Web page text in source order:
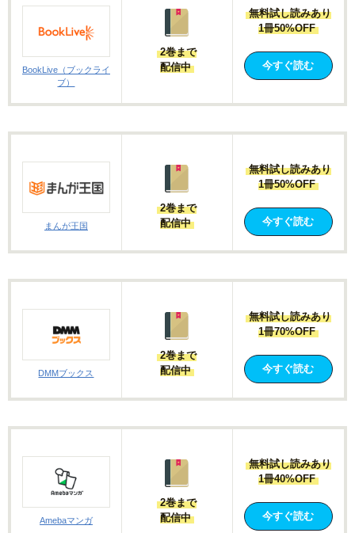
BookLive（ブックライ
ブ）
2巻まで
配信中
無料試し読みあり
1冊50%OFF
今すぐ読む
まんが王国
2巻まで
配信中
無料試し読みあり
1冊50%OFF
今すぐ読む
DMMブックス
2巻まで
配信中
無料試し読みあり
1冊70%OFF
今すぐ読む
Amebaマンガ
2巻まで
配信中
無料試し読みあり
1冊40%OFF
今すぐ読む